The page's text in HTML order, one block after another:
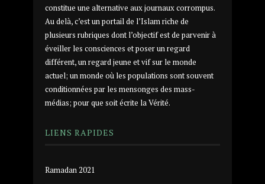
constitue une alternative aux journaux corrompus.
Au delà, c’est un portail de l’Islam riche de
plusieurs rubriques dont l’objectif est de parvenir à
éveiller les consciences et poser un regard
différent, un regard jeune et vif sur le monde
actuel; un monde où les populations sont souvent
conditionnées par les mensonges des mass-
médias; pour que soit écrite la Vérité.
LIENS RAPIDES
Ramadan 2021